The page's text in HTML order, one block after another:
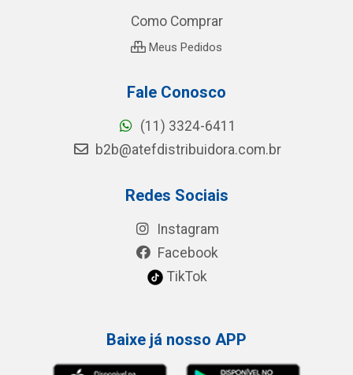
Como Comprar
Meus Pedidos
Fale Conosco
(11) 3324-6411
b2b@atefdistribuidora.com.br
Redes Sociais
Instagram
Facebook
TikTok
Baixe já nosso APP